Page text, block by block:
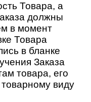
Товара, а
должны
в момент
Товара
в бланке
Заказа
товара, его
товарному виду